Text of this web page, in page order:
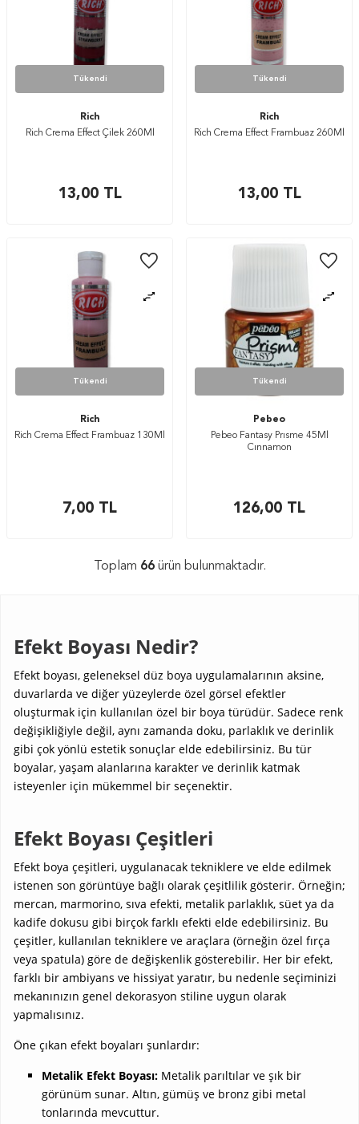
Tükendi
Rich
Rich Crema Effect Çilek 260Ml
13,00TL
Tükendi
Rich
Rich Crema Effect Frambuaz 260Ml
13,00TL
Tükendi
Rich
Rich Crema Effect Frambuaz 130Ml
7,00 TL
Tükendi
Pebeo
Pebeo Fantasy Prısme 45Ml
Cınnamon
126,00 TL
Toplam 66ürün bulunmaktadır.
Efekt Boyası Nedir?
Efekt boyası, geleneksel düz boya uygulamalarının aksine,
duvarlarda ve diğer yüzeylerde özel görsel efektler
oluşturmak için kullanılan özel bir boya türüdür. Sadece renk
değişikliğiyle değil, aynı zamanda doku, parlaklık ve derinlik
gibi çok yönlü estetik sonuçlar elde edebilirsiniz. Bu tür
boyalar, yaşam alanlarına karakter ve derinlik katmak
isteyenler için mükemmel bir seçenektir.
Efekt Boyası Çeşitleri
Efekt boya çeşitleri, uygulanacak tekniklere ve elde edilmek
istenen son görüntüye bağlı olarak çeşitlilik gösterir. Örneğin;
mercan, marmorino, sıva efekti, metalik parlaklık, süet ya da
kadife dokusu gibi birçok farklı efekti elde edebilirsiniz. Bu
çeşitler, kullanılan tekniklere ve araçlara (örneğin özel fırça
veya spatula) göre de değişkenlik gösterebilir. Her bir efekt,
farklı bir ambiyans ve hissiyat yaratır, bu nedenle seçiminizi
mekanınızın genel dekorasyon stiline uygun olarak
yapmalısınız.
Öne çıkan efekt boyaları şunlardır:
Metalik Efekt Boyası: Metalik parıltılar ve şık bir
görünüm sunar. Altın, gümüş ve bronz gibi metal
tonlarında mevcuttur.